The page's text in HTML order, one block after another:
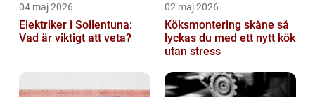
04 maj 2026
Elektriker i Sollentuna:
Vad är viktigt att veta?
02 maj 2026
Köksmontering skåne så
lyckas du med ett nytt kök
utan stress